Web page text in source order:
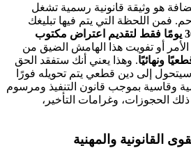
هو وثيقة قانونية رسمية تشغل
فمن اللحظة التي يتم فيها تبليغك
أمامك 30 يومًا فقط لتقديم اعتراض مكتوب
أو تفويت هذا الهامش الضيق من
ونهائيًا. وهذا يعني أنك ستفقد الحق
إلى دين قطعي يتم تحويله فورًا
وقاسية بموجب قانون التنفيذ ومرسوم
ذلك الحجوزات، وغرامات التأخير،
القانونية والمهنية